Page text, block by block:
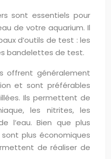
sont essentiels pour
de votre aquarium. Il
d’outils de test : les
bandelettes de test.
offrent généralement
et sont préférables
Ils permettent de
les nitrites, les
l’eau. Bien que plus
plus économiques
de réaliser de